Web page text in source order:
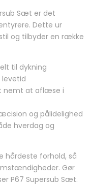
Sæt er det
Dette ur
og tilbyder en række
til dykning
levetid
nemt at aflæse i
og pålidelighed
hverdag og
hårdeste forhold, så
Gør
P67 Supersub Sæt.